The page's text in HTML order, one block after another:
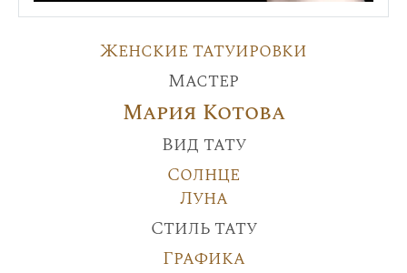
Женские татуировки
Мастер
Мария Котова
Вид тату
Солнце
Луна
Стиль тату
Графика